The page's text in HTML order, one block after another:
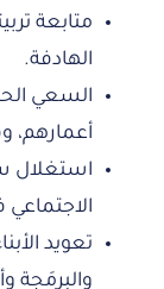
متابعة
الهادفة.
السعي
أعمارهم،
استغلال
الاجتماعي
تعويد
والبرمَجة